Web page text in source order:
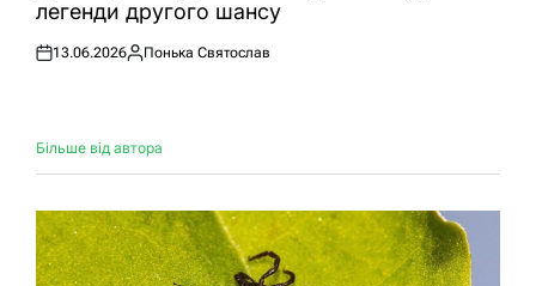
легенди другого шансу
Оприлюднено
13.06.2026
Опубліковано
Понька Святослав
Більше від автора